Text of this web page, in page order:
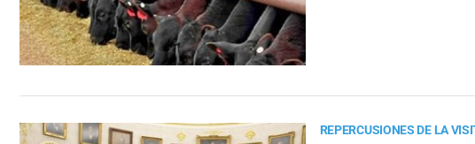
REPERCUSIONES DE LA